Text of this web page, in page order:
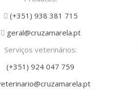
(+351) 938 381 715
geral@cruzamarela.pt
Serviços veterinários:
(+351) 924 047 759